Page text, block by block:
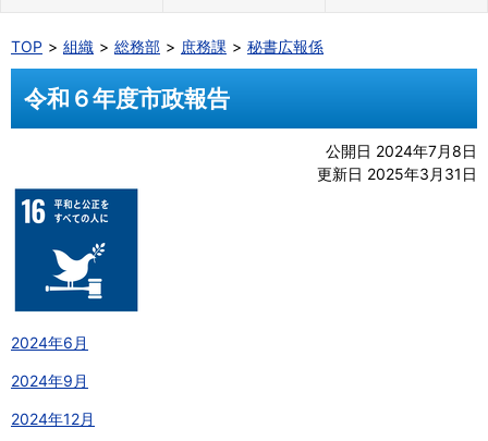
TOP 組織 総務部 庶務課 秘書広報係
令和６年度市政報告
公開日 2024年7月8日
更新日 2025年3月31日
2024年6月
2024年9月
2024年12月